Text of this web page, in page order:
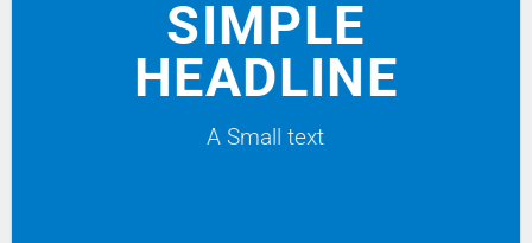
SIMPLE
HEADLINE
A Small text